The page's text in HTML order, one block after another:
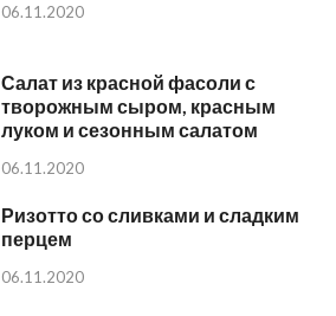
06.11.2020
Салат из красной фасоли с
творожным сыром, красным
луком и сезонным салатом
06.11.2020
Ризотто со сливками и сладким
перцем
06.11.2020